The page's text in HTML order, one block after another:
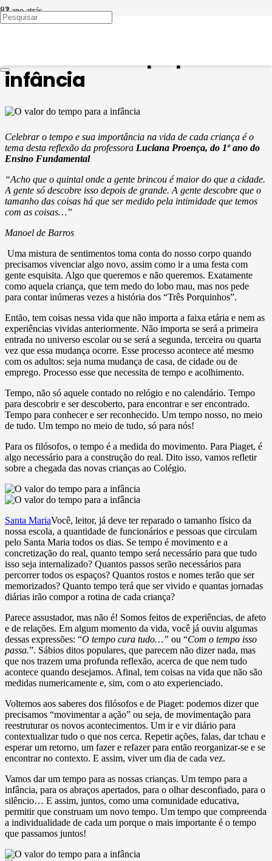
1 ano atrás
EDUCAÇÃO EM PAUTA
infância
Celebrar o tempo e sua importância na vida de cada criança é o
tema desta reflexão da professora Luciana Proença, do 1º ano do
Ensino Fundamental
“Acho que o quintal onde a gente brincou é maior do que a cidade.
A gente só descobre isso depois de grande. A gente descobre que o
tamanho das coisas há que ser medido pela intimidade que temos
com as coisas…”
Manoel de Barros
Uma mistura de sentimentos toma conta do nosso corpo quando
precisamos vivenciar algo novo, assim como ir a uma festa com
gente esquisita. Algo que queremos e não queremos. Exatamente
como aquela criança, que tem medo do lobo mau, mas nos pede
para contar inúmeras vezes a história dos “Três Porquinhos”.
Então, tem coisas nessa vida que não importa a faixa etária e nem as
experiências vividas anteriormente. Não importa se será a primeira
entrada no universo escolar ou se será a segunda, terceira ou quarta
vez que essa mudança ocorre. Esse processo acontece até mesmo
com os adultos: seja numa mudança de casa, de cidade ou de
emprego. Processo esse que necessita de tempo e acolhimento.
Tempo, não só aquele contado no relógio e no calendário. Tempo
para descobrir e ser descoberto, para encontrar e ser encontrado.
Tempo para conhecer e ser reconhecido. Um tempo nosso, no meio
de tudo. Um tempo no meio de tudo, só para nós!
Para os filósofos, o tempo é a medida do movimento. Para Piaget, é
algo necessário para a construção do real. Dito isso, vamos refletir
sobre a chegada das novas crianças ao Colégio.
Santa MariaVocê, leitor, já deve ter reparado o tamanho físico da
nossa escola, a quantidade de funcionários e pessoas que circulam
pelo Santa Maria todos os dias. Se tempo é movimento e a
concretização do real, quanto tempo será necessário para que tudo
isso seja internalizado? Quantos passos serão necessários para
percorrer todos os espaços? Quantos rostos e nomes terão que ser
memorizados? Quanto tempo terá que ser vivido e quantas jornadas
diárias irão compor a rotina de cada criança?
Parece assustador, mas não é! Somos feitos de experiências, de afeto
e de relações. Em algum momento da vida, você já ouviu algumas
dessas expressões: “O tempo cura tudo…” ou “Com o tempo isso
passa.”. Sábios ditos populares, que parecem não dizer nada, mas
que nos trazem uma profunda reflexão, acerca de que nem tudo
acontece quando desejamos. Afinal, tem coisas na vida que não são
medidas numericamente e, sim, com o ato experienciado.
Voltemos aos saberes dos filósofos e de Piaget: podemos dizer que
precisamos “movimentar a ação” ou seja, de movimentação para
reestruturar os novos acontecimentos. Um ir e vir diário para
contextualizar tudo o que nos cerca. Repetir ações, falas, dar tchau e
esperar um retorno, um fazer e refazer para então reorganizar-se e se
encontrar no contexto. E assim, viver um dia de cada vez.
Vamos dar um tempo para as nossas crianças. Um tempo para a
infância, para os abraços apertados, para o olhar desconfiado, para o
silêncio… E assim, juntos, como uma comunidade educativa,
permitir que construam um novo tempo. Um tempo que compreenda
a individualidade de cada um porque o mais importante é o tempo
que passamos juntos!